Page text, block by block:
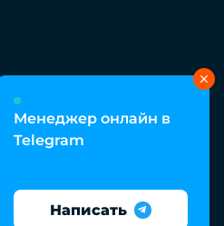
Менеджер онлайн в
Telegram
Написать
правом. При